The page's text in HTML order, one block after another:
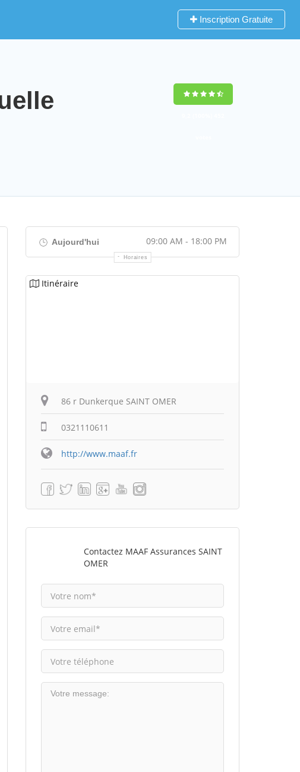
Inscription Gratuite
Aujourd'hui 09:00 AM - 18:00 PM
Horaires
Itinéraire
86 r Dunkerque SAINT OMER
0321110611
http://www.maaf.fr
Contactez MAAF Assurances SAINT
OMER